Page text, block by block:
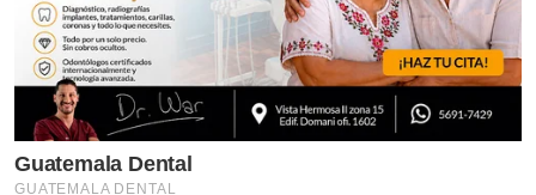
Guatemala Dental
GUATEMALA DENTAL